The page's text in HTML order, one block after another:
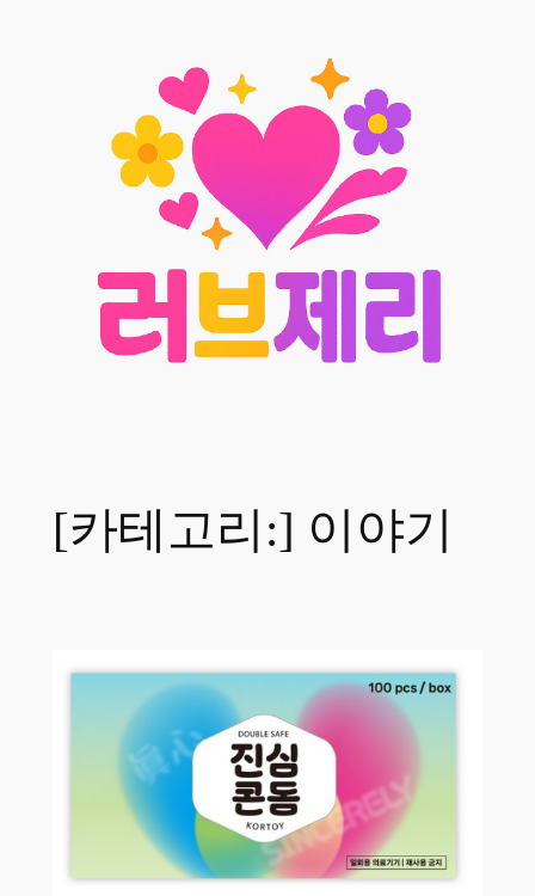
[카테고리:] 이야기